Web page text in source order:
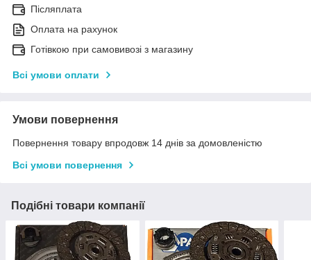
Післяплата
Оплата на рахунок
Готівкою при самовивозі з магазину
Всі умови оплати
Умови повернення
Повернення товару впродовж 14 днів за домовленістю
Всі умови повернення
Подібні товари компанії